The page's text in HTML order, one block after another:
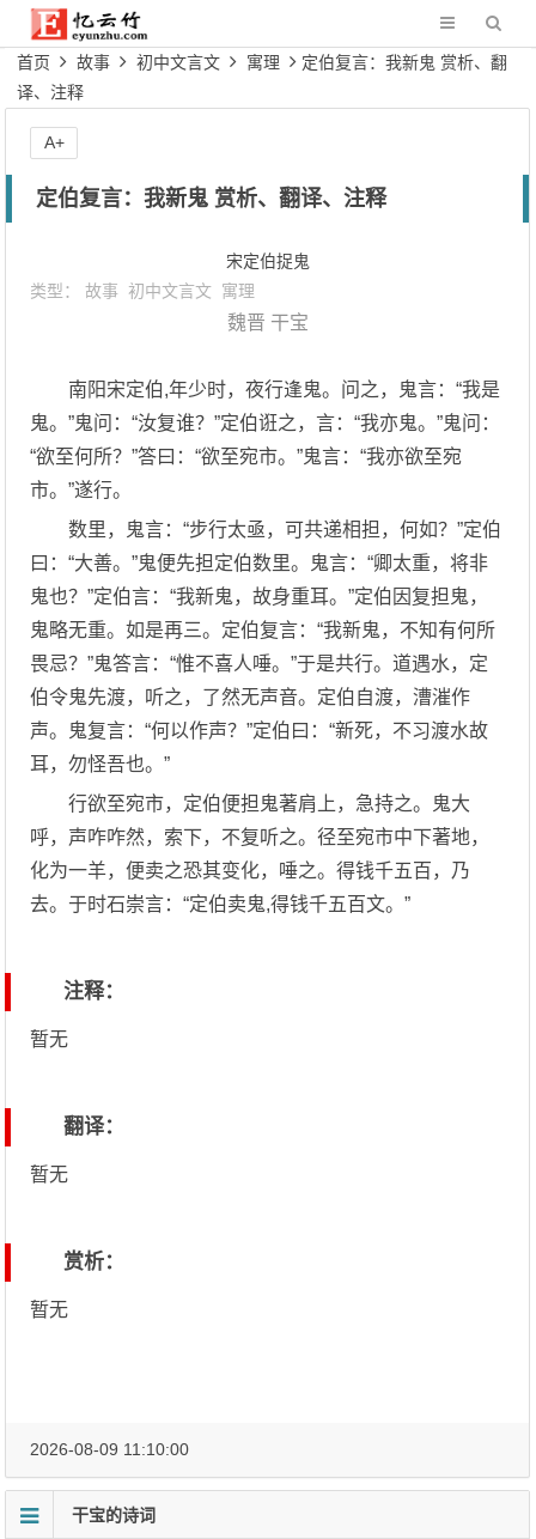
首页 故事 初中文言文 寓理
定伯复言：我新鬼 赏析、翻
译、注释
定伯复言：我新鬼 赏析、翻译、注释
宋定伯捉鬼
类型：故事 初中文言文 寓理
魏晋 干宝
南阳宋定伯,年少时，夜行逢鬼。问之，鬼言：“我是
鬼。”鬼问：“汝复谁？”定伯诳之，言：“我亦鬼。”鬼问：
“欲至何所？”答曰：“欲至宛市。”鬼言：“我亦欲至宛
市。”遂行。
数里，鬼言：“步行太亟，可共递相担，何如？”定伯
曰：“大善。”鬼便先担定伯数里。鬼言：“卿太重，将非
鬼也？”定伯言：“我新鬼，故身重耳。”定伯因复担鬼，
鬼略无重。如是再三。定伯复言：“我新鬼，不知有何所
畏忌？”鬼答言：“惟不喜人唾。”于是共行。道遇水，定
伯令鬼先渡，听之，了然无声音。定伯自渡，漕漼作
声。鬼复言：“何以作声？”定伯曰：“新死，不习渡水故
耳，勿怪吾也。”
行欲至宛市，定伯便担鬼著肩上，急持之。鬼大
呼，声咋咋然，索下，不复听之。径至宛市中下著地，
化为一羊，便卖之恐其变化，唾之。得钱千五百，乃
去。于时石崇言：“定伯卖鬼,得钱千五百文。”
注释：
暂无
翻译：
暂无
赏析：
暂无
A+
2026-08-09 11:10:00
干宝的诗词